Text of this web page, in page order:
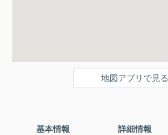
地図アプリで見る
基本情報 詳細情報